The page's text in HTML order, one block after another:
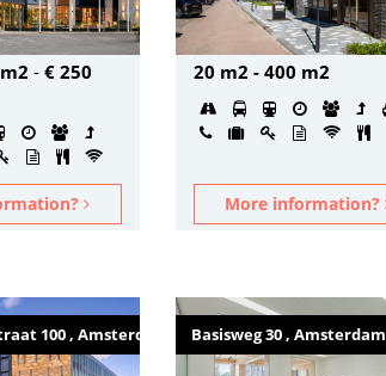
m2-€ 250
20 m2 - 400 m2
More information?
100 , Amsterdam Basisweg 30 , Amsterdam